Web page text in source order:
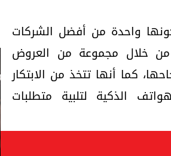
واحدة من أفضل الشركات
من خلال مجموعة من العروض
كما أنها تتخذ من الابتكار
الذكية لتلبية متطلبات